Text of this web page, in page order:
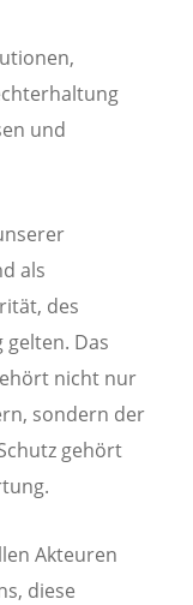
und
als
des
Das
nicht nur
sondern der
gehört
Akteuren
diese